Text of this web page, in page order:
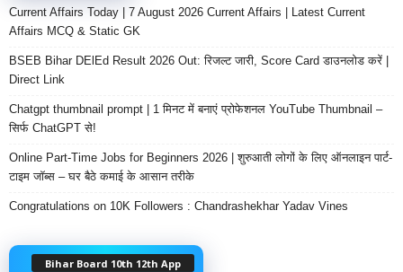
Current Affairs Today | 7 August 2026 Current Affairs | Latest Current
Affairs MCQ & Static GK
BSEB Bihar DElEd Result 2026 Out: रिजल्ट जारी, Score Card डाउनलोड करें |
Direct Link
Chatgpt thumbnail prompt | 1 मिनट में बनाएं प्रोफेशनल YouTube Thumbnail –
सिर्फ ChatGPT से!
Online Part-Time Jobs for Beginners 2026 | शुरुआती लोगों के लिए ऑनलाइन पार्ट-
टाइम जॉब्स – घर बैठे कमाई के आसान तरीके
Congratulations on 10K Followers : Chandrashekhar Yadav Vines
Bihar Board 10th 12th App